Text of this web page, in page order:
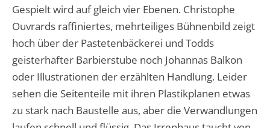
Gespielt wird auf gleich vier Ebenen. Christophe
Ouvrards raffiniertes, mehrteiliges Bühnenbild zeigt
hoch über der Pastetenbäckerei und Todds
geisterhafter Barbierstube noch Johannas Balkon
oder Illustrationen der erzählten Handlung. Leider
sehen die Seitenteile mit ihren Plastikplanen etwas
zu stark nach Baustelle aus, aber die Verwandlungen